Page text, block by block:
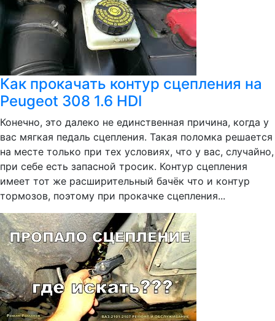
Как прокачать контур сцепления на
Peugeot 308 1.6 HDI
Конечно, это далеко не единственная причина, когда у
вас мягкая педаль сцепления. Такая поломка решается
на месте только при тех условиях, что у вас, случайно,
при себе есть запасной тросик. Контур сцепления
имеет тот же расширительный бачёк что и контур
тормозов, поэтому при прокачке сцепления...